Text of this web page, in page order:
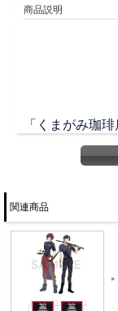
商品説明
「くまがみ珈
出張5号店のス
トをまとめた
発売日
関連商品